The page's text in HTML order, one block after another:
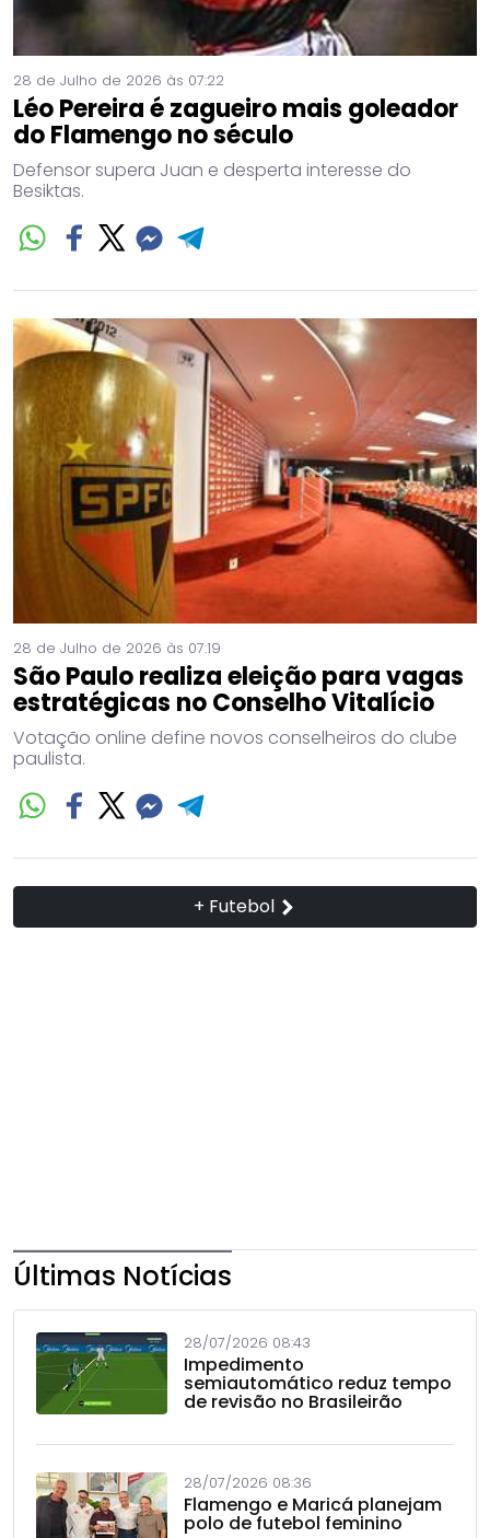
28 de Julho de 2026 às 07:22
Léo Pereira é zagueiro mais goleador
do Flamengo no século
Defensor supera Juan e desperta interesse do
Besiktas.
28 de Julho de 2026 às 07:19
São Paulo realiza eleição para vagas
estratégicas no Conselho Vitalício
Votação online define novos conselheiros do clube
paulista.
+ Futebol
Últimas Notícias
28/07/2026 08:43
Impedimento
semiautomático reduz tempo
de revisão no Brasileirão
28/07/2026 08:36
Flamengo e Maricá planejam
polo de futebol feminino